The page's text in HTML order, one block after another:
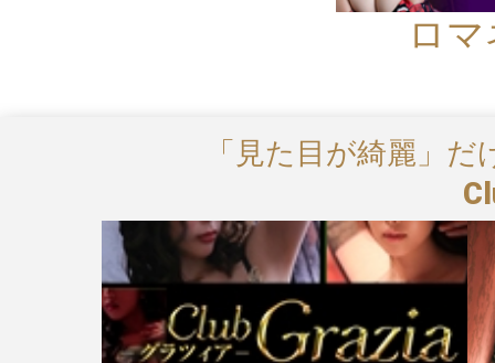
ロ
「見た目が綺麗」